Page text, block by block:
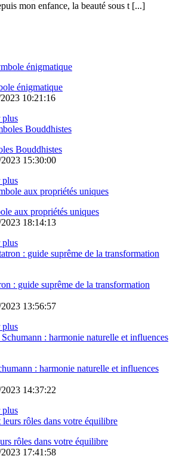
mon enfance, la beauté sous t [...]
énigmatique
10:21:16
plus
Bouddhistes
15:30:00
plus
aux propriétés uniques
18:14:13
plus
: guide suprême de la transformation
13:56:57
plus
: harmonie naturelle et influences
14:37:22
plus
rôles dans votre équilibre
17:41:58